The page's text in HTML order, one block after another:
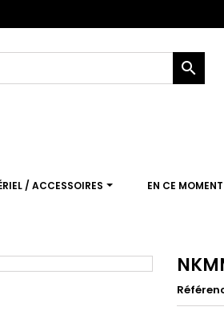

/ ACCESSOIRES EN CE MOMENT